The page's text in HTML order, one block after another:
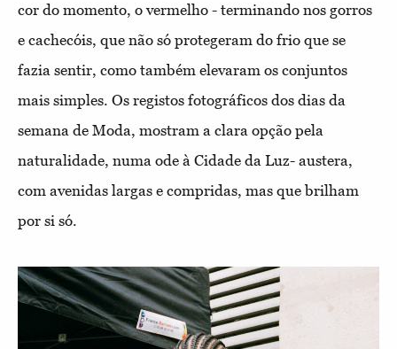
cor do momento, o vermelho - terminando nos gorros
e cachecóis, que não só protegeram do frio que se
fazia sentir, como também elevaram os conjuntos
mais simples. Os registos fotográficos dos dias da
semana de Moda, mostram a clara opção pela
naturalidade, numa ode à Cidade da Luz- austera,
com avenidas largas e compridas, mas que brilham
por si só.